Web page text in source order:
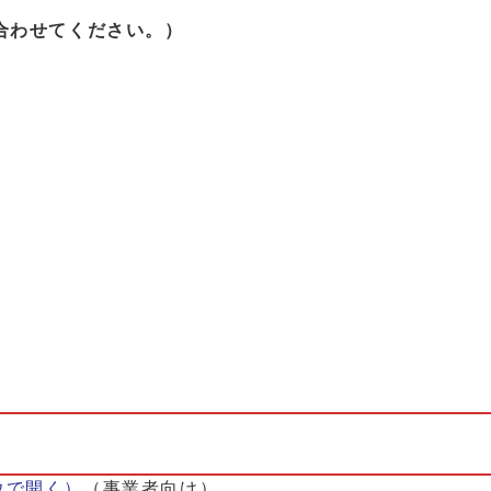
せてください。）